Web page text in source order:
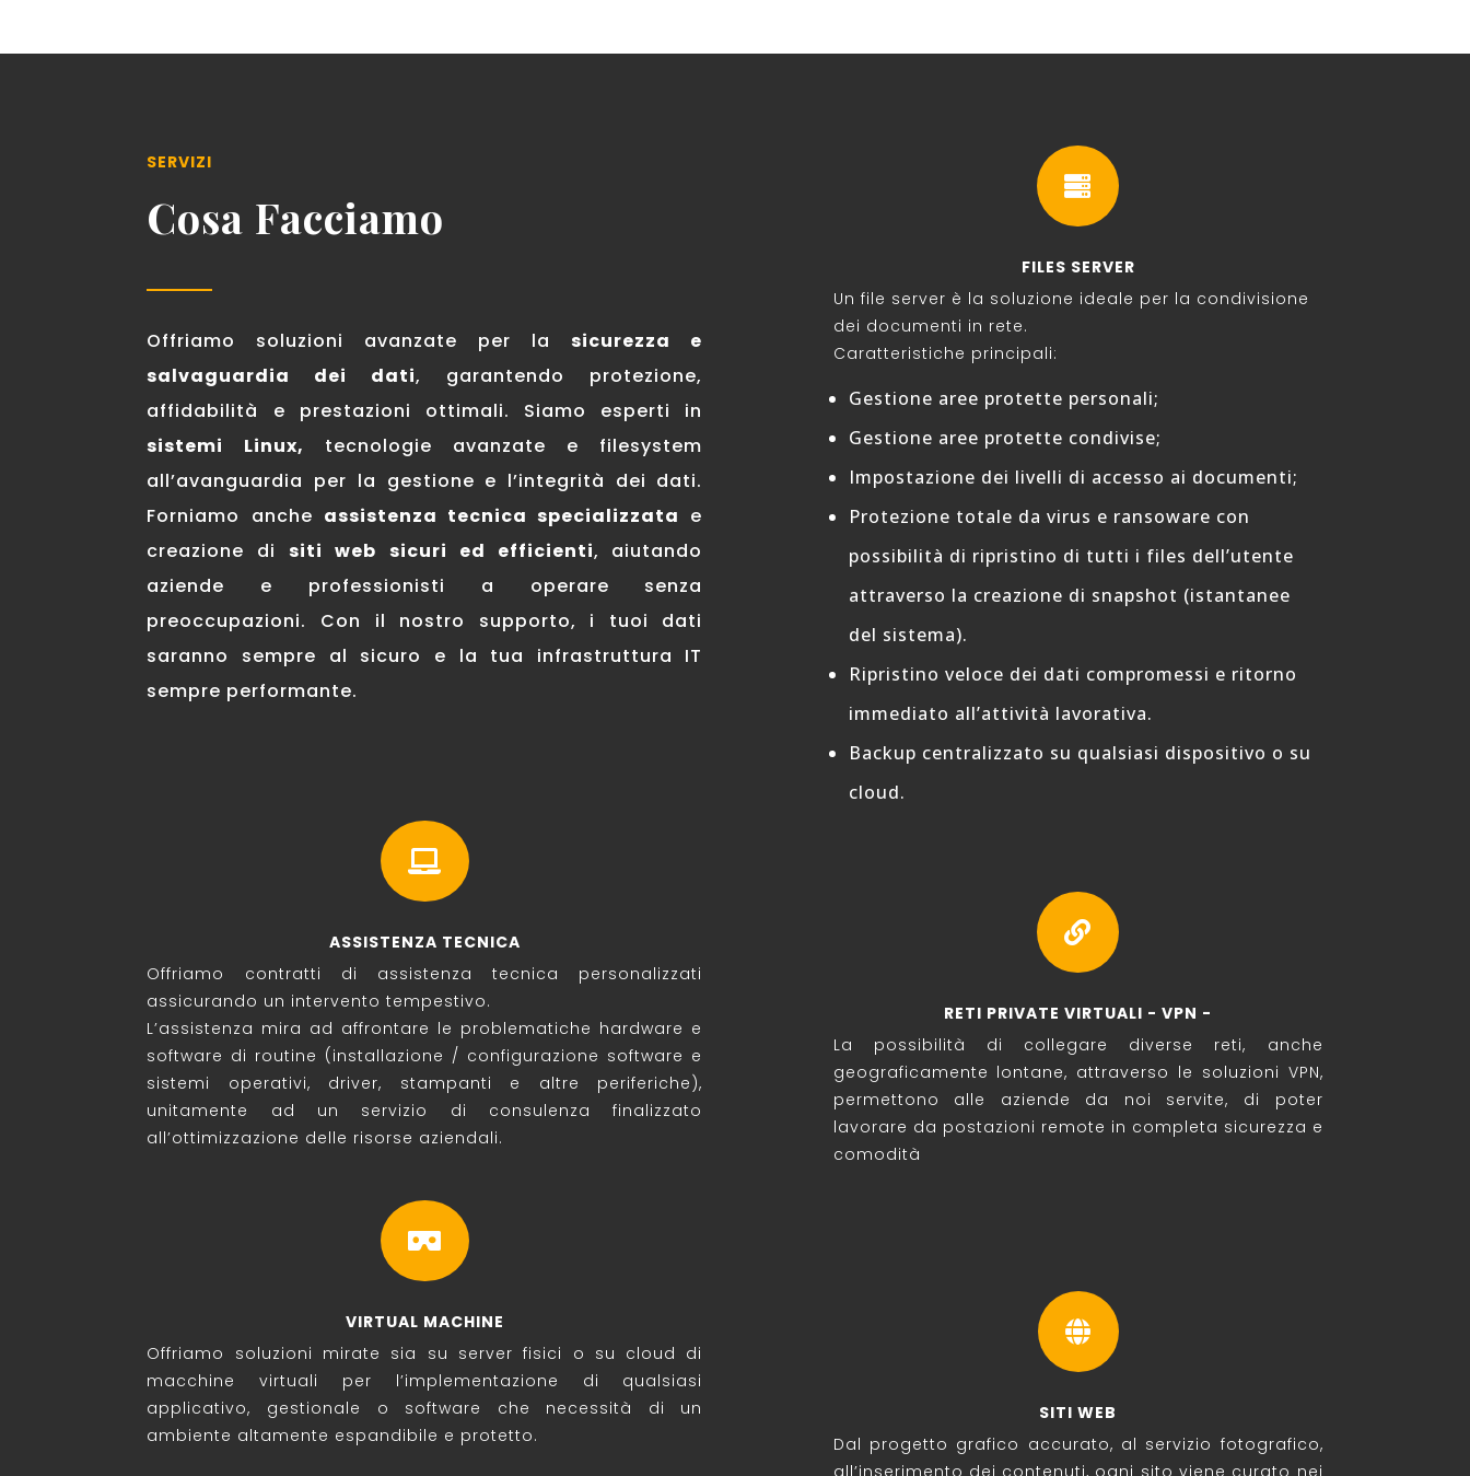
SERVIZI
Cosa Facciamo
Offriamo soluzioni avanzate per la sicurezza e
salvaguardia dei dati, garantendo protezione,
affidabilità e prestazioni ottimali. Siamo esperti in
sistemi Linux, tecnologie avanzate e filesystem
all’avanguardia per la gestione e l’integrità dei dati.
Forniamo anche assistenza tecnica specializzata e
creazione di siti web sicuri ed efficienti, aiutando
aziende e professionisti a operare senza
preoccupazioni. Con il nostro supporto, i tuoi dati
saranno sempre al sicuro e la tua infrastruttura IT
sempre performante.

ASSISTENZA TECNICA
Offriamo contratti di assistenza tecnica personalizzati
assicurando un intervento tempestivo.
L’assistenza mira ad affrontare le problematiche hardware e
software di routine (installazione / configurazione software e
sistemi operativi, driver, stampanti e altre periferiche),
unitamente ad un servizio di consulenza finalizzato
all’ottimizzazione delle risorse aziendali.

VIRTUAL MACHINE
Offriamo soluzioni mirate sia su server fisici o su cloud di
macchine virtuali per l’implementazione di qualsiasi
applicativo, gestionale o software che necessità di un
ambiente altamente espandibile e protetto.

FILES SERVER
Un file server è la soluzione ideale per la condivisione
dei documenti in rete.
Caratteristiche principali:
Gestione aree protette personali;
Gestione aree protette condivise;
Impostazione dei livelli di accesso ai documenti;
Protezione totale da virus e ransoware con
possibilità di ripristino di tutti i files dell’utente
attraverso la creazione di snapshot (istantanee
del sistema).
Ripristino veloce dei dati compromessi e ritorno
immediato all’attività lavorativa.
Backup centralizzato su qualsiasi dispositivo o su
cloud.

RETI PRIVATE VIRTUALI - VPN -
La possibilità di collegare diverse reti, anche
geograficamente lontane, attraverso le soluzioni VPN,
permettono alle aziende da noi servite, di poter
lavorare da postazioni remote in completa sicurezza e
comodità

SITI WEB
Dal progetto grafico accurato, al servizio fotografico,
all’inserimento dei contenuti, ogni sito viene curato nei